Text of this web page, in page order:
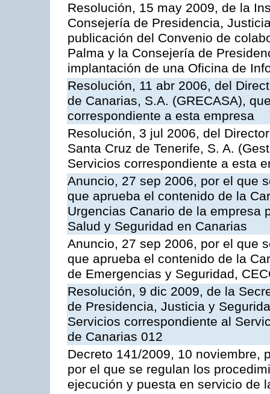
Resolución, 15 may 2009, de la
Consejería de Presidencia,
publicación del Convenio de
Palma y la Consejería de
implantación de una Oficina de
Resolución, 11 abr 2006, del
de Canarias, S.A. (GRECASA),
correspondiente a esta empresa
Resolución, 3 jul 2006, del
Santa Cruz de Tenerife, S. A.
Servicios correspondiente a esta
Anuncio, 27 sep 2006, por el que
que aprueba el contenido de la
Urgencias Canario de la empresa
Salud y Seguridad en Canarias
Anuncio, 27 sep 2006, por el que
que aprueba el contenido de la
de Emergencias y Seguridad,
Resolución, 9 dic 2009, de la
de Presidencia, Justicia y
Servicios correspondiente al
de Canarias 012
Decreto 141/2009, 10 noviembre,
por el que se regulan los
ejecución y puesta en servicio de